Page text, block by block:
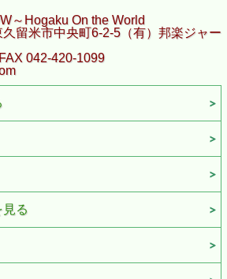
～Hogaku On the World
留米市中央町6-2-5（有）邦楽ジャー
042-420-1099
見る